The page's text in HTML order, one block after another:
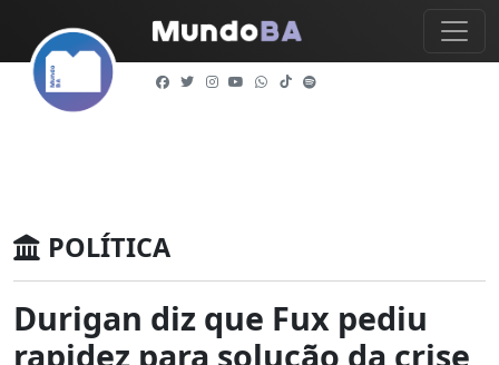
POLÍTICA
Durigan diz que Fux pediu
rapidez para solução da crise